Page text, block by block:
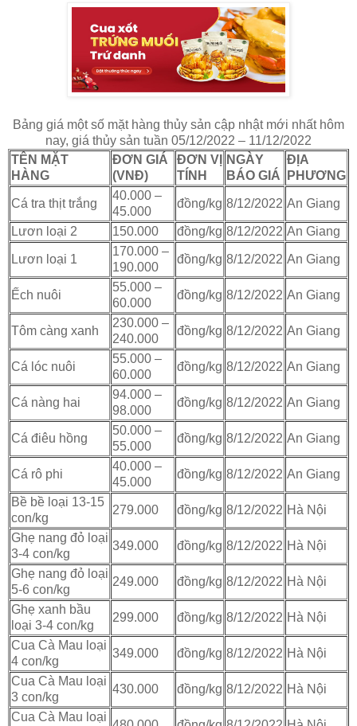
Bảng giá một số mặt hàng thủy sản cập nhật mới nhất hôm
nay, giá thủy sản tuần 05/12/2022 – 11/12/2022
TÊN MẶT
HÀNG
ĐƠN GIÁ
(VNĐ)
ĐƠN VỊ
TÍNH
NGÀY
BÁO GIÁ
ĐỊA
PHƯƠNG
Cá tra thịt trắng
40.000 –
45.000
đồng/kg 8/12/2022 An Giang
Lươn loại 2 150.000 đồng/kg 8/12/2022 An Giang
Lươn loại 1
170.000 –
190.000
đồng/kg 8/12/2022 An Giang
Ếch nuôi
55.000 –
60.000
đồng/kg 8/12/2022 An Giang
Tôm càng xanh
230.000 –
240.000
đồng/kg 8/12/2022 An Giang
Cá lóc nuôi
55.000 –
60.000
đồng/kg 8/12/2022 An Giang
Cá nàng hai
94.000 –
98.000
đồng/kg 8/12/2022 An Giang
Cá điêu hồng
50.000 –
55.000
đồng/kg 8/12/2022 An Giang
Cá rô phi
40.000 –
45.000
đồng/kg 8/12/2022 An Giang
Bề bề loại 13-15
con/kg
279.000 đồng/kg 8/12/2022 Hà Nội
Ghẹ nang đỏ loại
3-4 con/kg
349.000 đồng/kg 8/12/2022 Hà Nội
Ghẹ nang đỏ loại
5-6 con/kg
249.000 đồng/kg 8/12/2022 Hà Nội
Ghẹ xanh bầu
loại 3-4 con/kg
299.000 đồng/kg 8/12/2022 Hà Nội
Cua Cà Mau loại
4 con/kg
349.000 đồng/kg 8/12/2022 Hà Nội
Cua Cà Mau loại
3 con/kg
430.000 đồng/kg 8/12/2022 Hà Nội
Cua Cà Mau loại